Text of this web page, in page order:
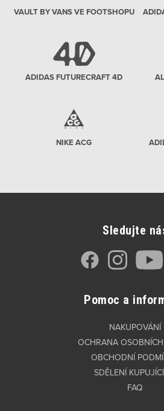
VAULT BY VANS VE FOOTSHOPU
ADIDAS FUTURECRAFT 4D
NIKE ACG
Sledujte
Pomoc a
NAKUPOVÁNÍ
OCHRANA
OBCHODNÍ
SDĚLENÍ
FAQ